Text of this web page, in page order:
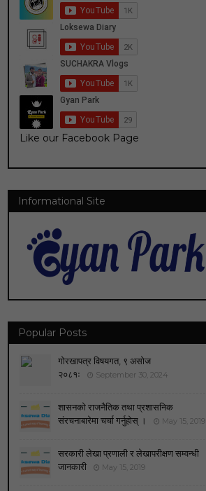
Like our Facebook Page
Informational Site
Popular Posts
गोरखापत्र विषयगत, ९ असोज
२०८१ः
September 30, 2024
शासनको राजनैतिक तथा प्रशासनिक
संरचनाबारेमा चर्चा गर्नुहोस् ।
May 15, 2019
सरकारी लेखा प्रणाली र लेखापरीक्षण सम्वन्धी
जानकारी
May 15, 2019